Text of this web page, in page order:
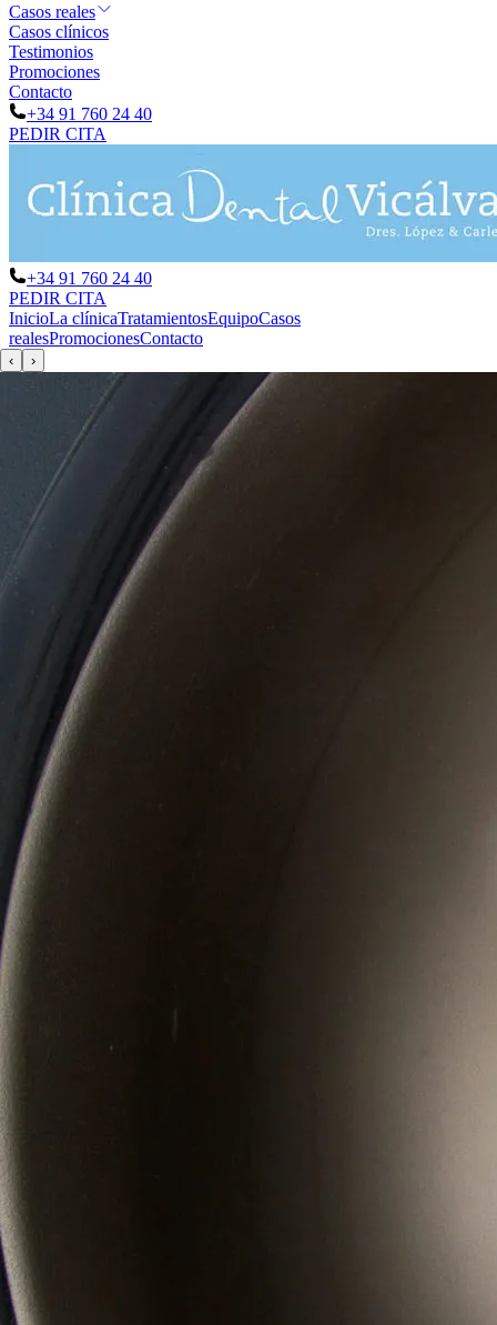
Casos reales
Casos clínicos
Testimonios
Promociones
Contacto
+34 91 760 24 40
PEDIR CITA
+34 91 760 24 40
PEDIR CITA
InicioLa clínicaTratamientosEquipoCasos
realesPromocionesContacto
‹ ›